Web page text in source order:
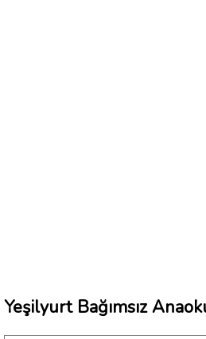
Yeşilyurt Bağımsız